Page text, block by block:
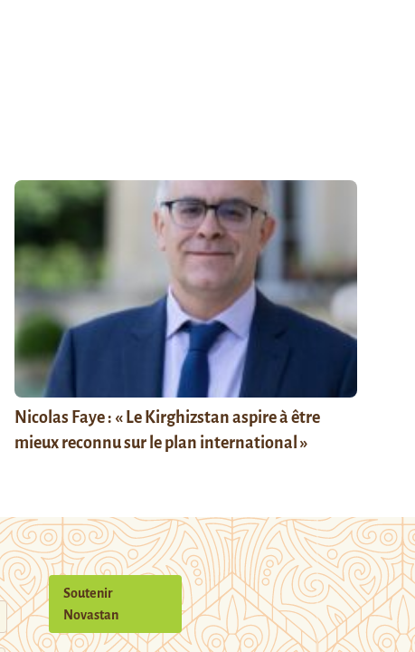
Nicolas Faye : « Le Kirghizstan aspire à être
mieux reconnu sur le plan international »
Soutenir
Novastan